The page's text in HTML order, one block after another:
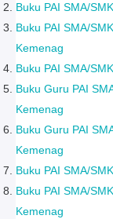
Buku PAI SMA/
Buku PAI SMA/
Kemenag
Buku PAI SMA/
Buku Guru PAI
Kemenag
Buku Guru PAI
Kemenag
Buku PAI SMA/
Buku PAI SMA/
Kemenag